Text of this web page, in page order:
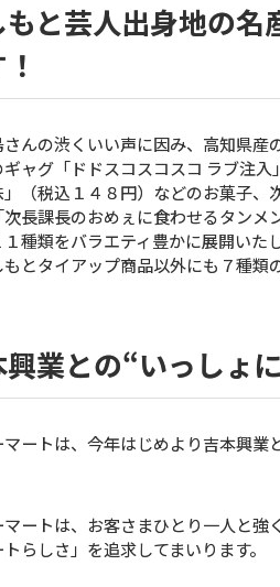
と芸人出身地の名
んの渋くいい声に因み、高知県産
ャグ「ドドスコスコスコ ラブ注
」（税込１４８円）などのお菓子
長課長のおめぇに食わせるタン
種類をバラエティ豊かに展開いたし
もとタイアップ商品以外にも７種類
業との“いっしょ
マートは、今年はじめより吉本興業
マートは、お客さまひとり一人と
らしさ」を追求してまいります。